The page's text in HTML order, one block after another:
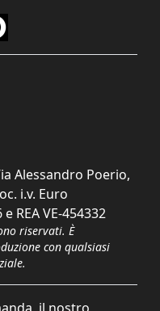
Alessandro Poerio,
i.v. Euro
REA VE-454332
riservati. È
con qualsiasi